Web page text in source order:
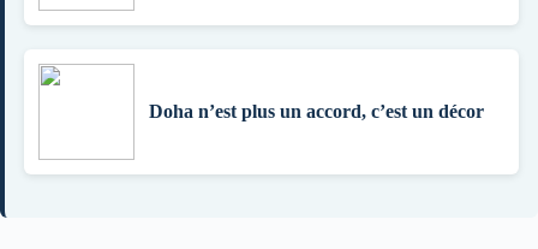
Doha n’est plus un accord, c’est un décor